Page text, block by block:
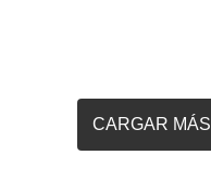
CARGAR MÁS